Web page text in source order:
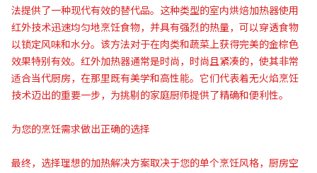
法提供了一种现代有效的替代品。这种类型的室内烘焙加热器使用
红外技术迅速均匀地烹饪食物，并具有强烈的热量，可以穿透食物
以锁定风味和水分。该方法对于在肉类和蔬菜上获得完美的金棕色
效果特别有效。红外加热器通常是时尚，时尚且紧凑的，使其非常
适合当代厨房，在那里既有美学和高性能。它们代表着无火焰烹饪
技术迈出的重要一步，为挑剔的家庭厨师提供了精确和便利性。
为您的烹饪需求做出正确的选择
最终，选择理想的加热解决方案取决于您的单个烹饪风格，厨房空